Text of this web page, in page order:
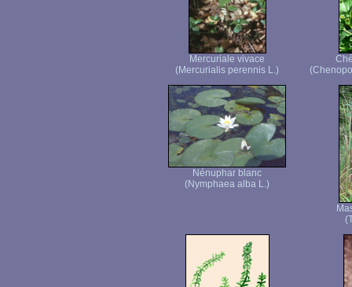
Mercuriale vivace
(Mercurialis perennis L.)
Nénuphar blanc
(Nymphaea alba L.)